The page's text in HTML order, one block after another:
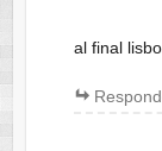
al final